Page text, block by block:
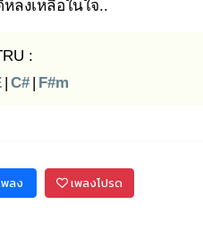
หลงเหลือในใจ..
:
| C# | F#m
ลง เพลงโปรด